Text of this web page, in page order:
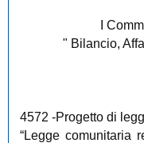
I
" Bilancio,
4572 -Progetto di
“Legge comunitaria